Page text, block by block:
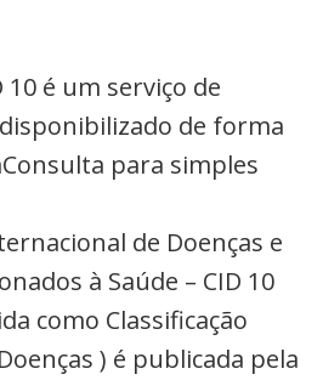
é um serviço de
de forma
para simples
de Doenças e
à Saúde – CID 10
como Classificação
) é publicada pela